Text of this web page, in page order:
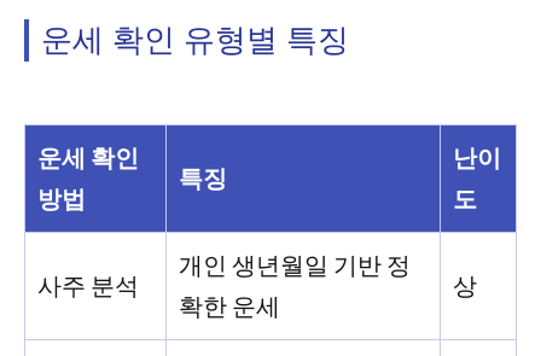
운세 확인 유형별 특징
운세 확인
방법
특징
난이
도
사주 분석
개인 생년월일 기반 정
확한 운세
상